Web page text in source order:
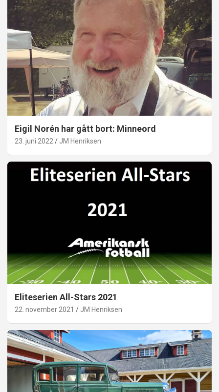
Eigil Norén har gått bort: Minneord
23. juni 2022 JM Henriksen
Eliteserien All-Stars 2021
22. november 2021 JM Henriksen